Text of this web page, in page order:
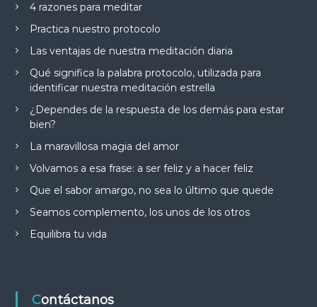
4 razones para meditar
Practica nuestro protocolo
Las ventajas de nuestra meditación diaria
Qué significa la palabra protocolo, utilizada para
identificar nuestra meditación estrella
¿Dependes de la respuesta de los demás para estar
bien?
La maravillosa magia del amor
Volvamos a esa frase: a ser feliz y a hacer feliz
Que el sabor amargo, no sea lo último que quede
Seamos complemento, los unos de los otros
Equilibra tu vida
Contáctanos